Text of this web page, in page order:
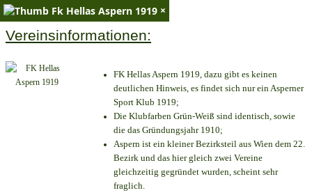
×
Vereinsinformationen:
FK Hellas Aspern 1919, dazu gibt es keinen
deutlichen Hinweis, es findet sich nur ein Asperner
Sport Klub 1919;
Die Klubfarben Grün-Weiß sind identisch, sowie
die das Gründungsjahr 1910;
Aspern ist ein kleiner Bezirksteil aus Wien dem 22.
Bezirk und das hier gleich zwei Vereine
gleichzeitig gegründet wurden, scheint sehr
fraglich.